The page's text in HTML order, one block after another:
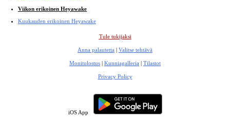
Viikon erikoinen Heyawake
Kuukauden erikoinen Heyawake
Tule tukijaksi
Anna palautetta | Valitse tehtävä
Monitulostus | Kunniagalleria | Tilastot
Privacy Policy
iOS App